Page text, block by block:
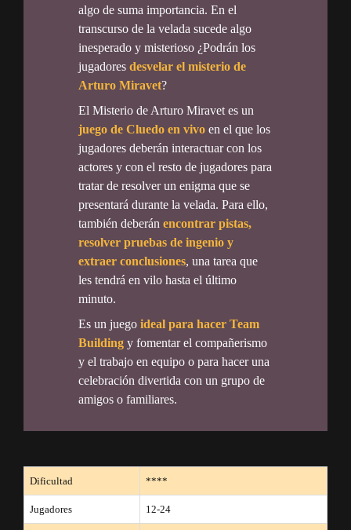
algo de suma importancia. En el
transcurso de la velada sucede algo
inesperado y misterioso ¿Podrán los
jugadores desvelar el misterio de
Arturo Miravet?
El Misterio de Arturo Miravet es un
juego de Cluedo en vivo en el que los
jugadores deberán interactuar con los
actores y con el resto de jugadores para
tratar de resolver un enigma que se
presentará durante la velada. Para ello,
también deberán encontrar pistas,
resolver pruebas de ingenio y
extraer conclusiones, una tarea que
les tendrá en vilo hasta el último
minuto.
Es un juego ideal para hacer Team
Building y fomentar el compañerismo
y el trabajo en equipo o para hacer una
celebración divertida con un grupo de
amigos o familiares.
Dificultad ****
Jugadores 12-24